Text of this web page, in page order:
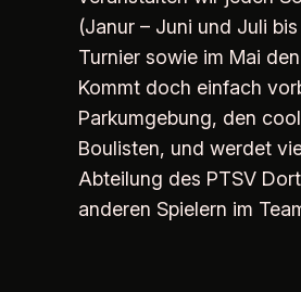
(Janur – Juni und Juli
Turnier sowie im Mai
Kommt doch einfach
Parkumgebung, den
Boulisten, und werdet
Abteilung des PTSV
anderen Spielern im